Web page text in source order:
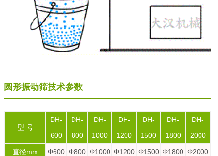
圆形振动筛技术参数
型 号
DH-
600
DH-
800
DH-
1000
DH-
1200
DH-
1500
DH-
1800
DH-
2000
直径mm Φ600 Φ800 Φ1000 Φ1200 Φ1500 Φ1800 Φ2000